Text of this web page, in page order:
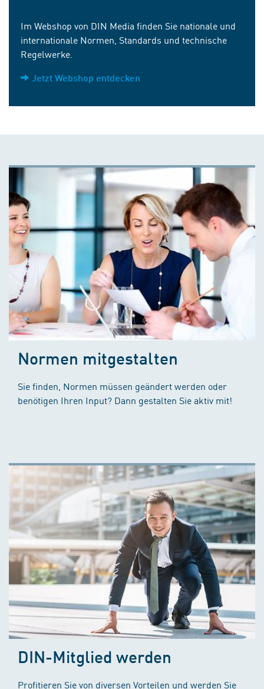
Im Webshop von DIN Media finden Sie nationale und
internationale Normen, Standards und technische
Regelwerke.
Jetzt Webshop entdecken
Normen mitgestalten
Sie finden, Normen müssen geändert werden oder
benötigen Ihren Input? Dann gestalten Sie aktiv mit!
DIN-Mitglied werden
Profitieren Sie von diversen Vorteilen und werden Sie